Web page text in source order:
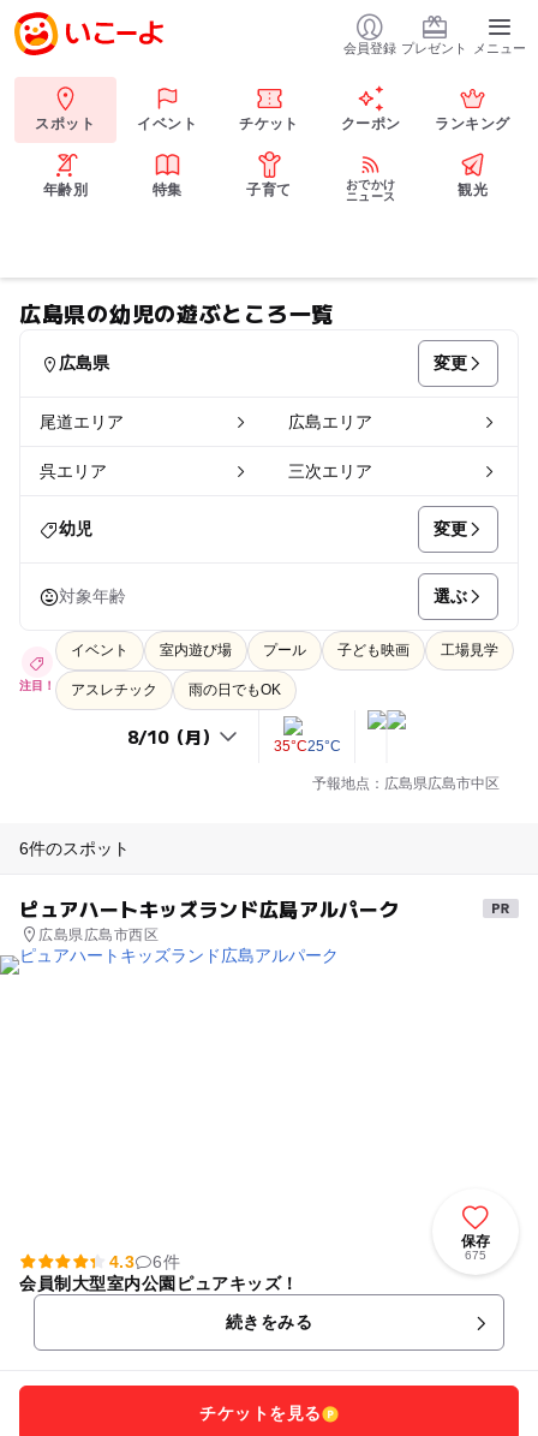
会員登録 プレゼント メニュー
スポット イベント チケット クーポン ランキング
年齢別 特集 子育て
おでかけ
ニュース
観光
広島県の幼児の遊ぶところ一覧
広島県 変更
尾道エリア 広島エリア
呉エリア 三次エリア
幼児 変更
対象年齢 選ぶ
注目！
イベント 室内遊び場 プール 子ども映画 工場見学
アスレチック 雨の日でもOK
35°C25°C
予報地点：広島県広島市中区
6件のスポット
ピュアハートキッズランド広島アルパーク
広島県広島市西区
保存
675
4.3
6件
会員制大型室内公園ピュアキッズ！
続きをみる
チケットを見る